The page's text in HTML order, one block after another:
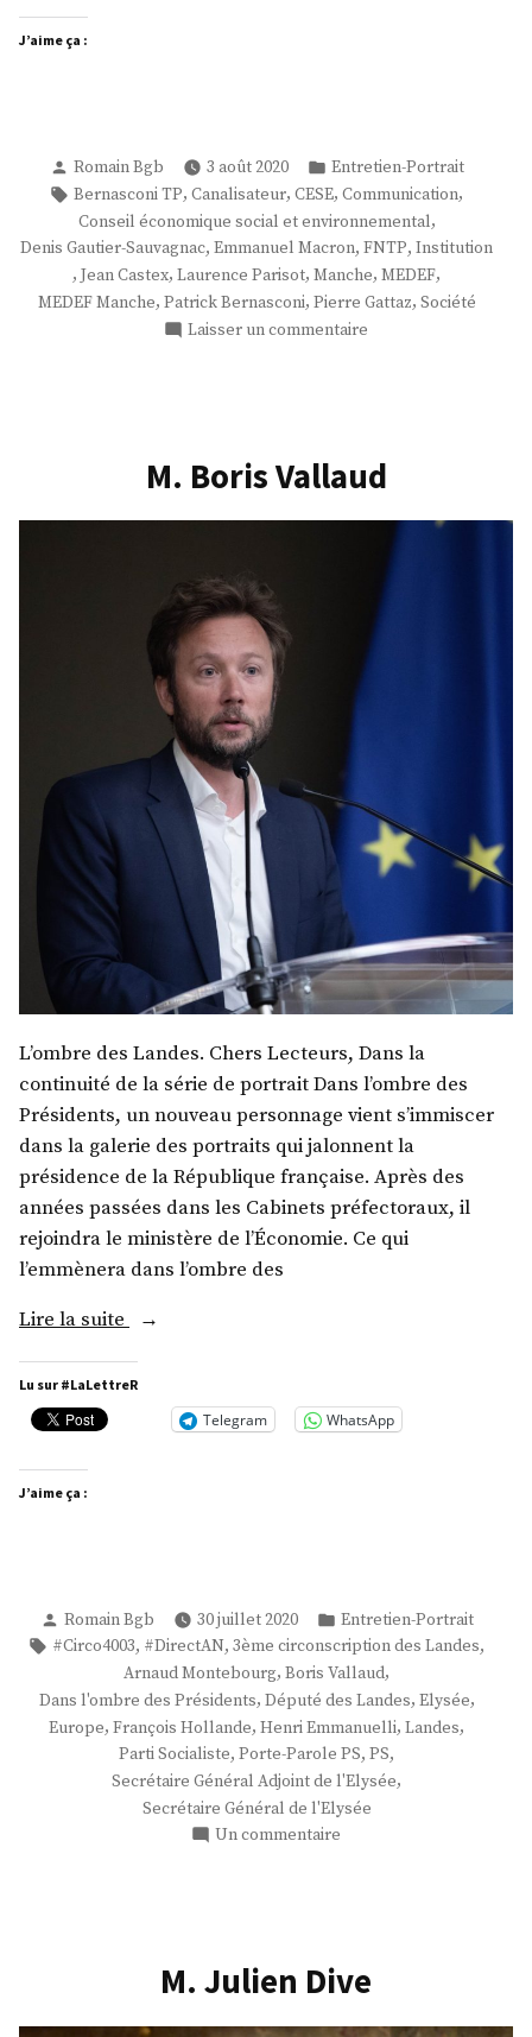
J’aime ça :
Publié
par
Romain Bgb 3 août 2020
Publié
dans
Entretien-Portrait
Étiquettes :
Bernasconi TP, Canalisateur, CESE, Communication,
Conseil économique social et environnemental,
Denis Gautier-Sauvagnac, Emmanuel Macron, FNTP, Institution
, Jean Castex, Laurence Parisot, Manche, MEDEF,
MEDEF Manche, Patrick Bernasconi, Pierre Gattaz, Société
Laisser un commentaire
M. Boris Vallaud
L’ombre des Landes. Chers Lecteurs, Dans la
continuité de la série de portrait Dans l’ombre des
Présidents, un nouveau personnage vient s’immiscer
dans la galerie des portraits qui jalonnent la
présidence de la République française. Après des
années passées dans les Cabinets préfectoraux, il
rejoindra le ministère de l’Économie. Ce qui
l’emmènera dans l’ombre des
Lire la suite
« M.
Vallaud »
Lu sur #LaLettreR
Telegram WhatsApp
J’aime ça :
Publié
par
Romain Bgb 30 juillet 2020
Publié
dans
Entretien-Portrait
Étiquettes :
#Circo4003, #DirectAN, 3ème circonscription des Landes,
Arnaud Montebourg, Boris Vallaud,
Dans l'ombre des Présidents, Député des Landes, Elysée,
Europe, François Hollande, Henri Emmanuelli, Landes,
Parti Socialiste, Porte-Parole PS, PS,
Secrétaire Général Adjoint de l'Elysée,
Secrétaire Général de l'Elysée
Un commentaire
M. Julien Dive